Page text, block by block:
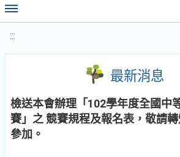
:::
最新消息
檢送本會辦理「102學年度全國中
賽」之 競賽規程及報名表，敬請
參加。